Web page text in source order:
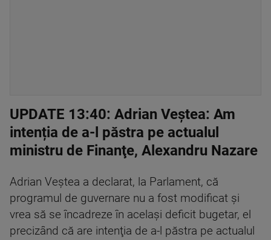
UPDATE 13:40: Adrian Veștea: Am
intenția de a-l păstra pe actualul
ministru de Finanţe, Alexandru Nazare
Adrian Veştea a declarat, la Parlament, că
programul de guvernare nu a fost modificat şi
vrea să se încadreze în acelaşi deficit bugetar, el
precizând că are intenţia de a-l păstra pe actualul